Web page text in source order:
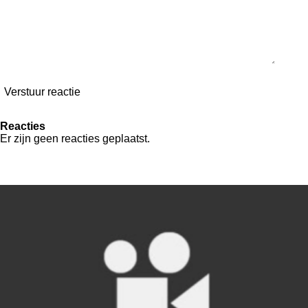
Verstuur reactie
Reacties
Er zijn geen reacties geplaatst.